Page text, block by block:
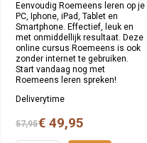
Eenvoudig Roemeens leren op je
PC, Iphone, iPad, Tablet en
Smartphone. Effectief, leuk en
met onmiddellijk resultaat. Deze
online cursus Roemeens is ook
zonder internet te gebruiken.
Start vandaag nog met
Roemeens leren spreken!
Deliverytime
57,95€ 49,95